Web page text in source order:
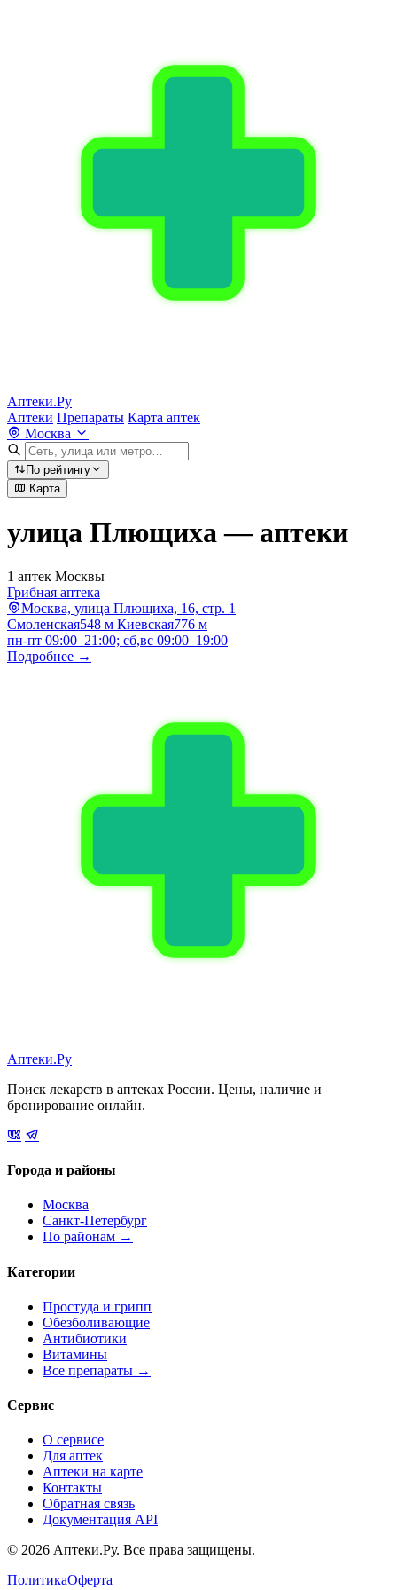
Аптеки.Ру
Аптеки Препараты Карта аптек
Москва
По рейтингу
Карта
улица Плющиха — аптеки
1 аптек Москвы
Грибная аптека
Москва, улица Плющиха, 16, стр. 1
Смоленская548 м Киевская776 м
пн-пт 09:00–21:00; сб,вс 09:00–19:00
Подробнее →
Аптеки.Ру
Поиск лекарств в аптеках России. Цены, наличие и
бронирование онлайн.
Города и районы
Москва
Санкт-Петербург
По районам →
Категории
Простуда и грипп
Обезболивающие
Антибиотики
Витамины
Все препараты →
Сервис
О сервисе
Для аптек
Аптеки на карте
Контакты
Обратная связь
Документация API
© 2026 Аптеки.Ру. Все права защищены.
ПолитикаОферта